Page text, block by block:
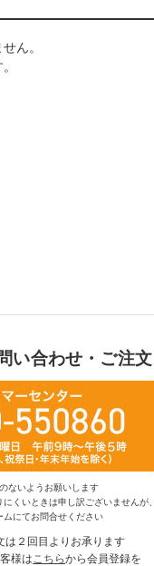
ん。
い合わせ・ご注文
ないようお願いします
くいときは申し訳ございませんが、
ムにてお問合せください
は２回目よりお承ります
様はこちらから会員登録を